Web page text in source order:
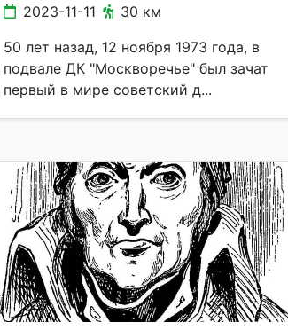
2023-11-11
30 км
50 лет назад, 12 ноября 1973 года, в
подвале ДК "Москворечье" был зачат
первый в мире советский д...